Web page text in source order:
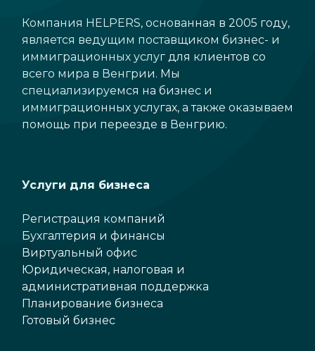
Компания HELPERS, основанная в 2005 году,
является ведущим поставщиком бизнес- и
иммиграционных услуг для клиентов со
всего мира в Венгрии. Мы
специализируемся на бизнес и
иммиграционных услугах, а также оказываем
помощь при переезде в Венгрию.
Услуги для бизнеса
Регистрация компаний
Бухгалтерия и финансы
Виртуальный офис
Юридическая, налоговая и
административная поддержка
Планирование бизнеса
Готовый бизнес